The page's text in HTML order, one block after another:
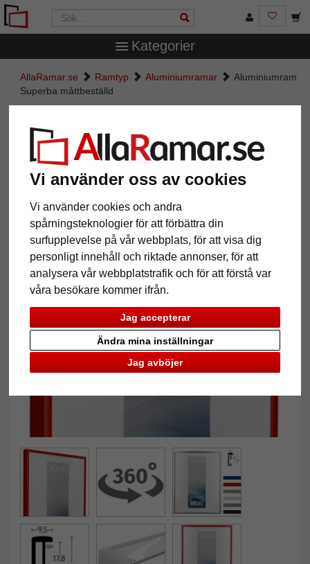
Vi använder oss av cookies
Vi använder cookies och andra
spårningsteknologier för att förbättra din
surfupplevelse på vår webbplats, för att visa dig
personligt innehåll och riktade annonser, för att
analysera vår webbplatstrafik och för att förstå var
våra besökare kommer ifrån.
Jag accepterar
Jag avböjer
Ändra mina inställningar
Kategorier
AllaRamar.se Ramtyp Aluminiumramar
Aluminiumram
Superba måttbeställd
Aluminiumram Superba
måttbeställd
Tillbaka